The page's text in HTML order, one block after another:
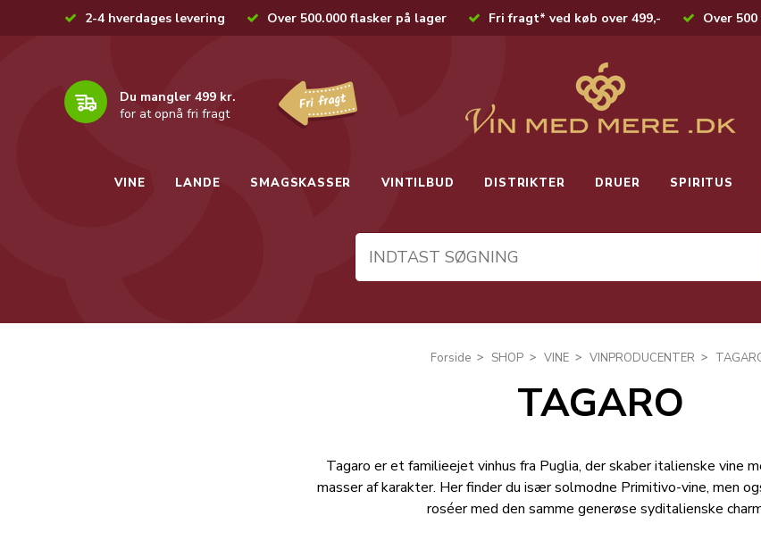
2-4 hverdages levering Over 500.000 flasker på lager Fri fragt* ved køb over 499,- Over
Du mangler 499 kr.
for at opnå fri fragt
VINE LANDE SMAGSKASSER VINTILBUD DISTRIKTER DRUER SPIRITUS
Forside SHOP VINE VINPRODUCENTER
TAGARO
Tagaro er et familieejet vinhus fra Puglia, der skaber italienske vine
masser af karakter. Her finder du især solmodne Primitivo-vine, men
roséer med den samme generøse syditalienske